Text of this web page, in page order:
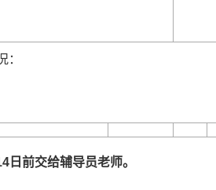
：
日前交给辅导员老师。